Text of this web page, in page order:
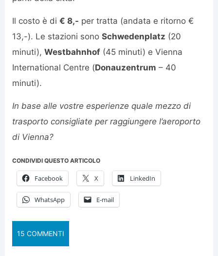
Il costo è di € 8,- per tratta (andata e ritorno €
13,-). Le stazioni sono Schwedenplatz (20
minuti), Westbahnhof (45 minuti) e Vienna
International Centre (Donauzentrum – 40
minuti).
In base alle vostre esperienze quale mezzo di
trasporto consigliate per raggiungere l’aeroporto
di Vienna?
CONDIVIDI QUESTO ARTICOLO
Facebook X LinkedIn
WhatsApp E-mail
15 COMMENTI